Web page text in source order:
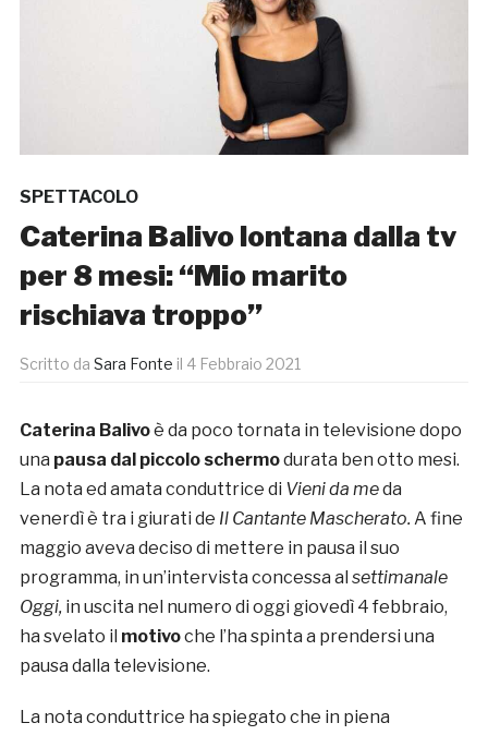
SPETTACOLO
Caterina Balivo lontana dalla tv
per 8 mesi: “Mio marito
rischiava troppo”
Scritto da Sara Fonte il 4 Febbraio 2021
Caterina Balivoè da poco tornata in televisione dopo
una pausa dal piccolo schermodurata ben otto mesi.
La nota ed amata conduttrice di Vieni da meda
venerdì è tra i giurati de Il Cantante Mascherato. A fine
maggio aveva deciso di mettere in pausa il suo
programma, in un’intervista concessa al settimanale
Oggi, in uscita nel numero di oggi giovedì 4 febbraio,
ha svelato il motivoche l’ha spinta a prendersi una
pausa dalla televisione.
La nota conduttrice ha spiegato che in piena